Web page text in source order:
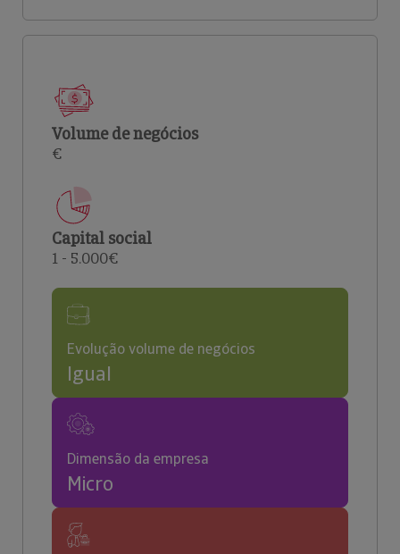
Volume de negócios
€
Capital social
1 - 5.000€
Evolução volume de negócios
Igual
Dimensão da empresa
Micro